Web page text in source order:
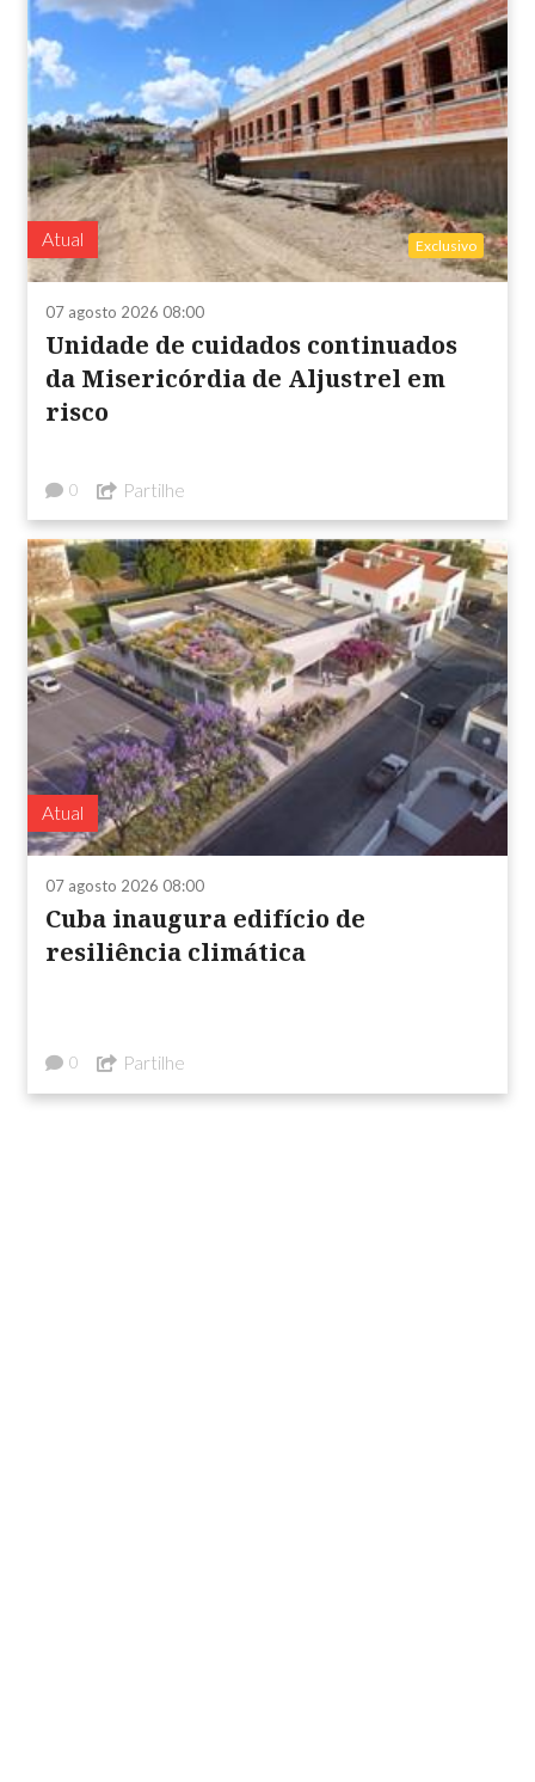
Atual Exclusivo
07 agosto 2026 08:00
Unidade de cuidados continuados
da Misericórdia de Aljustrel em
risco
0 Partilhe
Atual
07 agosto 2026 08:00
Cuba inaugura edifício de
resiliência climática
0 Partilhe